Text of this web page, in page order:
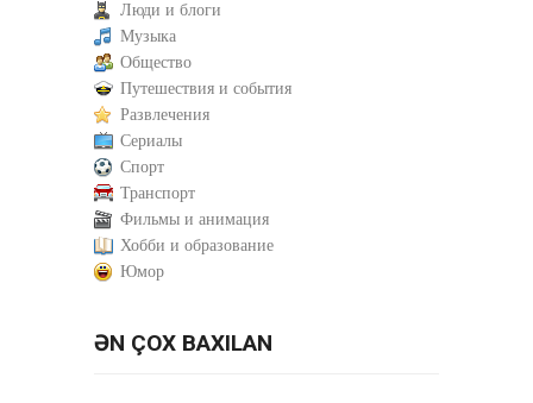
Люди и блоги
Музыка
Общество
Путешествия и события
Развлечения
Сериалы
Спорт
Транспорт
Фильмы и анимация
Хобби и образование
Юмор
ƏN ÇOX BAXILAN